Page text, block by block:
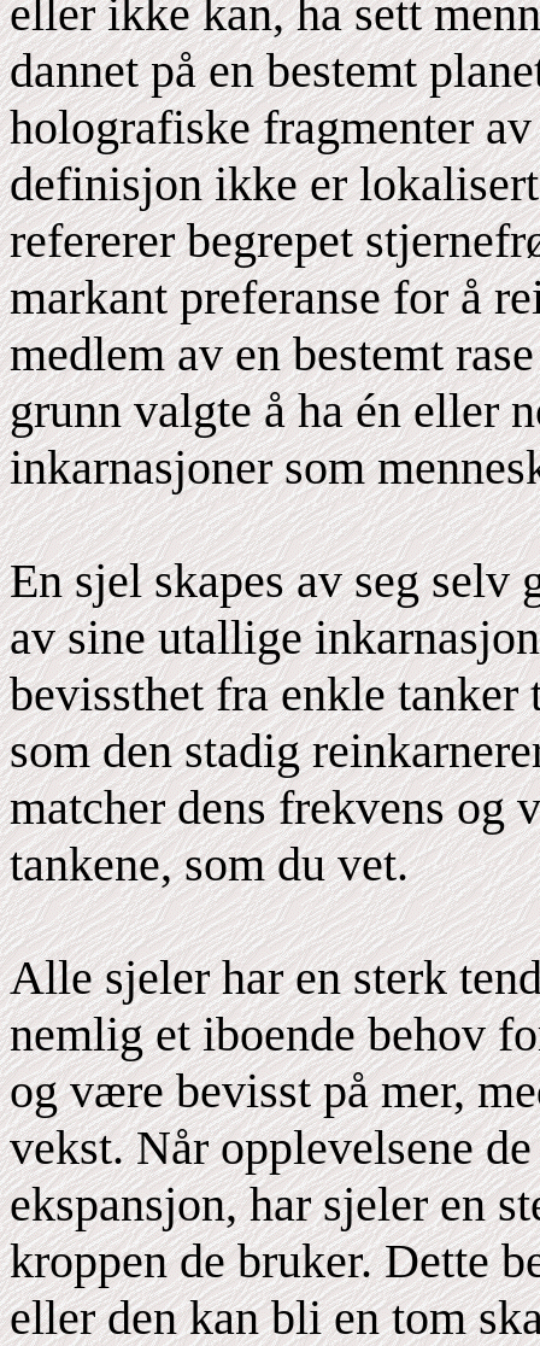
eller ikke kan, ha sett
dannet på en bestemt
holografiske fragmenter
definisjon ikke er
refererer begrepet
markant preferanse for å
medlem av en bestemt
grunn valgte å ha én eller
inkarnasjoner som
En sjel skapes av seg selv
av sine utallige
bevissthet fra enkle
som den stadig
matcher dens frekvens og
tankene, som du vet.
Alle sjeler har en sterk
nemlig et iboende behov
og være bevisst på mer,
vekst. Når opplevelsene
ekspansjon, har sjeler en
kroppen de bruker. Dette
eller den kan bli en tom